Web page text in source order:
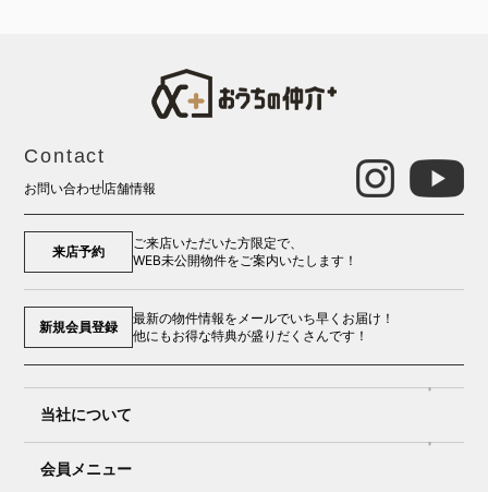
Contact
お問い合わせ店舗情報
来店予約
ご来店いただいた方限定で、
WEB未公開物件をご案内いたします！
新規会員登録
最新の物件情報をメールでいち早くお届け！
他にもお得な特典が盛りだくさんです！
当社について
会員メニュー